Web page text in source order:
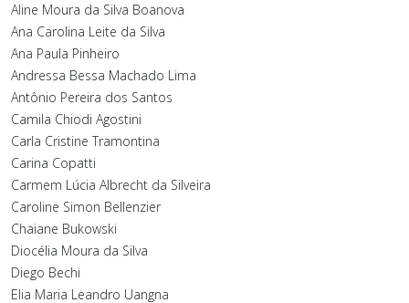
Aline Moura da Silva Boanova
Ana Carolina Leite da Silva
Ana Paula Pinheiro
Andressa Bessa Machado Lima
Antônio Pereira dos Santos
Camila Chiodi Agostini
Carla Cristine Tramontina
Carina Copatti
Carmem Lúcia Albrecht da Silveira
Caroline Simon Bellenzier
Chaiane Bukowski
Diocélia Moura da Silva
Diego Bechi
Elia Maria Leandro Uangna